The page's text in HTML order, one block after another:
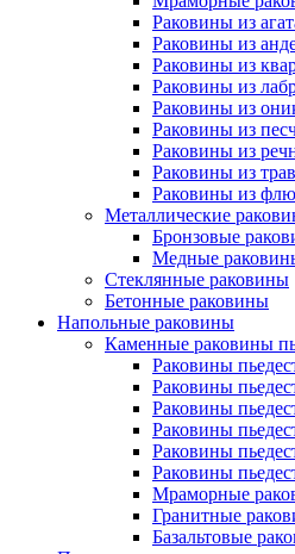
Раковины из
Раковины из
Раковины из
Раковины из
Раковины из
Раковины из
Раковины из
Раковины из
Раковины из
Металлические
Бронзовые
Медные
Стеклянные раковины
Бетонные раковины
Напольные раковины
Каменные раковины
Раковины
Раковины
Раковины
Раковины
Раковины
Раковины
Мраморные
Гранитные
Базальтовые